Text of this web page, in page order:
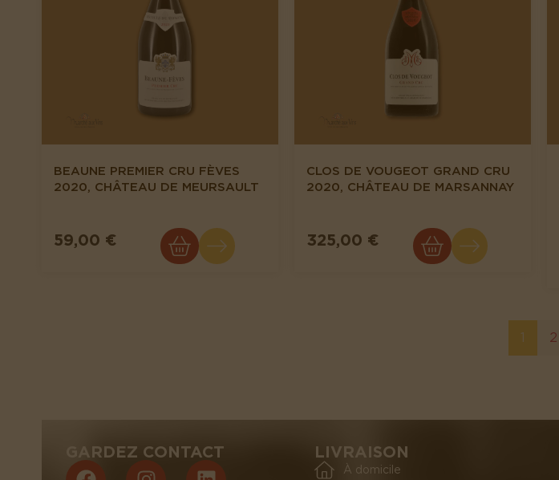
BEAUNE PREMIER CRU FÈVES
2020, CHÂTEAU DE MEURSAULT
59,00 €
CLOS DE VOUGEOT GRAND CRU
2020, CHÂTEAU DE MARSANNAY
325,00 €
1 2
GARDEZ CONTACT LIVRAISON
À domicile